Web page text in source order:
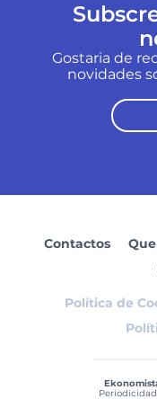
Gostaria de
novidades
Contactos
Política de